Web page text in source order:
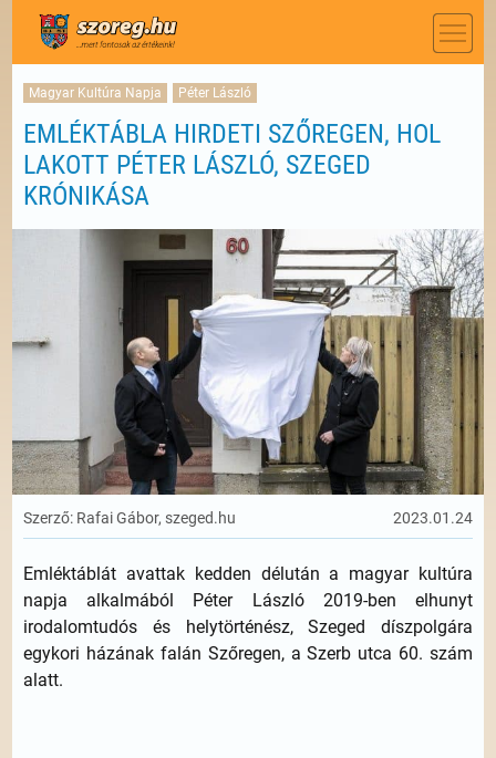
Magyar Kultúra Napja Péter László
EMLÉKTÁBLA HIRDETI SZŐREGEN, HOL
LAKOTT PÉTER LÁSZLÓ, SZEGED
KRÓNIKÁSA
Szerző: Rafai Gábor, szeged.hu 2023.01.24
Emléktáblát avattak kedden délután a magyar kultúra
napja alkalmából Péter László 2019-ben elhunyt
irodalomtudós és helytörténész, Szeged díszpolgára
egykori házának falán Szőregen, a Szerb utca 60. szám
alatt.